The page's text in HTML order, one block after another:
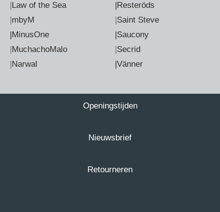
|Law of the Sea
|mbyM
|MinusOne
|MuchachoMalo
|Narwal
|Resteröds
|Saint Steve
|Saucony
|Secrid
|Vänner
Openingstijden
Nieuwsbrief
Retourneren